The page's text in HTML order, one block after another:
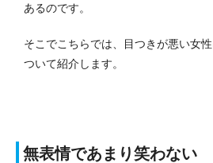
あるのです。
そこでこちらでは、目つきが悪い女
ついて紹介します。
無表情であまり笑わない